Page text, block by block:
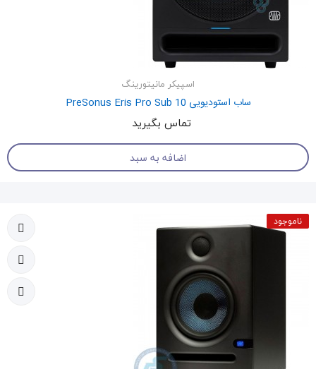
اسپیکر مانیتورینگ
ساب استودیویی PreSonus Eris Pro Sub 10
تماس بگیرید
اضافه به سبد
ناموجود